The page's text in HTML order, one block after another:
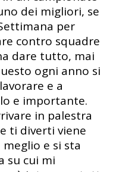
dei migliori, se
per
contro squadre
dare tutto, mai
ogni anno si
e a
e importante.
in palestra
ti diverti viene
e si sta
su cui mi